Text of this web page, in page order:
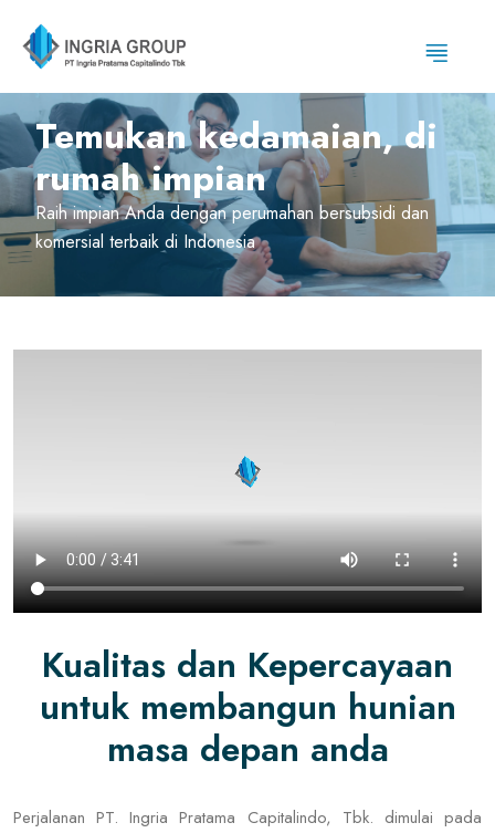
Temukan kedamaian, di
rumah impian
Raih impian Anda dengan perumahan bersubsidi dan
komersial terbaik di Indonesia
Kualitas dan Kepercayaan
untuk membangun hunian
masa depan anda
Perjalanan PT. Ingria Pratama Capitalindo, Tbk. dimulai pada